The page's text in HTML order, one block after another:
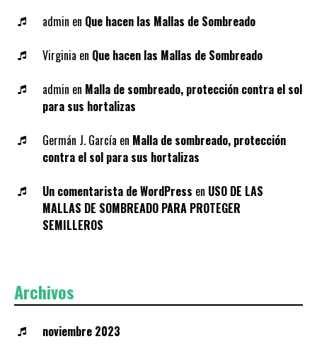
admin en Que hacen las Mallas de Sombreado
Virginia en Que hacen las Mallas de Sombreado
admin en Malla de sombreado, protección contra el sol
para sus hortalizas
Germán J. García en Malla de sombreado, protección
contra el sol para sus hortalizas
Un comentarista de WordPress en USO DE LAS
MALLAS DE SOMBREADO PARA PROTEGER
SEMILLEROS
Archivos
noviembre 2023